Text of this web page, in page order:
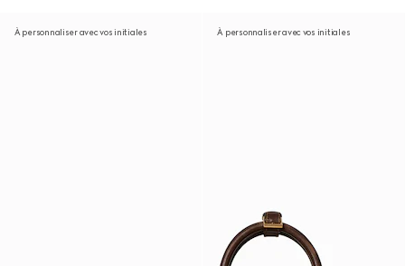
À personnaliser avec vos initiales À personnaliser avec vos initiales